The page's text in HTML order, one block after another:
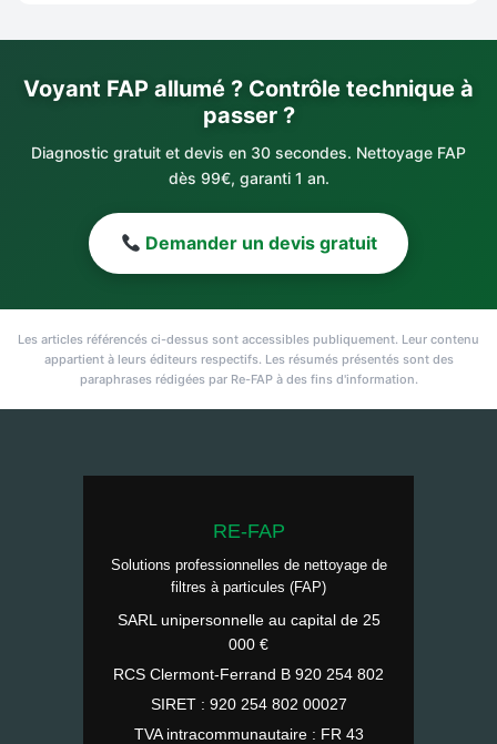
Voyant FAP allumé ? Contrôle technique à
passer ?
Diagnostic gratuit et devis en 30 secondes. Nettoyage FAP
dès 99€, garanti 1 an.
Demander un devis gratuit
Les articles référencés ci-dessus sont accessibles publiquement. Leur contenu
appartient à leurs éditeurs respectifs. Les résumés présentés sont des
paraphrases rédigées par Re-FAP à des fins d'information.
RE-FAP
Solutions professionnelles de nettoyage de
filtres à particules (FAP)
SARL unipersonnelle au capital de 25
000 €
RCS Clermont-Ferrand B 920 254 802
SIRET : 920 254 802 00027
TVA intracommunautaire : FR 43